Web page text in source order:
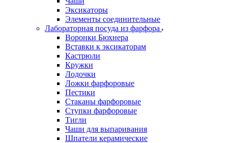
Эксикаторы
Элементы соединительные
Лабораторная посуда из фарфора
Воронки Бюхнера
Вставки к эксикаторам
Кастрюли
Кружки
Лодочки
Ложки фарфоровые
Пестики
Стаканы фарфоровые
Ступки фарфоровые
Тигли
Чаши для выпаривания
Шпатели керамические